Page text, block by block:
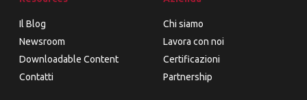
Il Blog
Newsroom
Downloadable Content
Contatti
Chi siamo
Lavora con noi
Certificazioni
Partnership